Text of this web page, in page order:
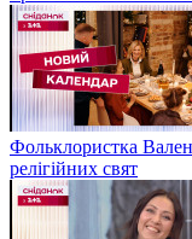
Фольклористка
релігійних свят